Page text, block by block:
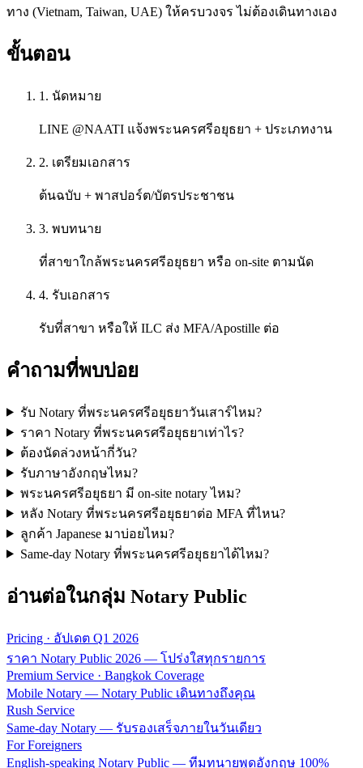
ทาง (Vietnam, Taiwan, UAE) ให้ครบวงจร ไม่ต้องเดินทางเอง
ขั้นตอน
1. นัดหมาย
LINE @NAATI แจ้งพระนครศรีอยุธยา + ประเภทงาน
2. เตรียมเอกสาร
ต้นฉบับ + พาสปอร์ต/บัตรประชาชน
3. พบทนาย
ที่สาขาใกล้พระนครศรีอยุธยา หรือ on-site ตามนัด
4. รับเอกสาร
รับที่สาขา หรือให้ ILC ส่ง MFA/Apostille ต่อ
คำถามที่พบบ่อย
รับ Notary ที่พระนครศรีอยุธยาวันเสาร์ไหม?
ราคา Notary ที่พระนครศรีอยุธยาเท่าไร?
ต้องนัดล่วงหน้ากี่วัน?
รับภาษาอังกฤษไหม?
พระนครศรีอยุธยา มี on-site notary ไหม?
หลัง Notary ที่พระนครศรีอยุธยาต่อ MFA ที่ไหน?
ลูกค้า Japanese มาบ่อยไหม?
Same-day Notary ที่พระนครศรีอยุธยาได้ไหม?
อ่านต่อในกลุ่ม Notary Public
Pricing · อัปเดต Q1 2026
ราคา Notary Public 2026 — โปร่งใสทุกรายการ
Premium Service · Bangkok Coverage
Mobile Notary — Notary Public เดินทางถึงคุณ
Rush Service
Same-day Notary — รับรองเสร็จภายในวันเดียว
For Foreigners
English-speaking Notary Public — ทีมทนายพูดอังกฤษ 100%